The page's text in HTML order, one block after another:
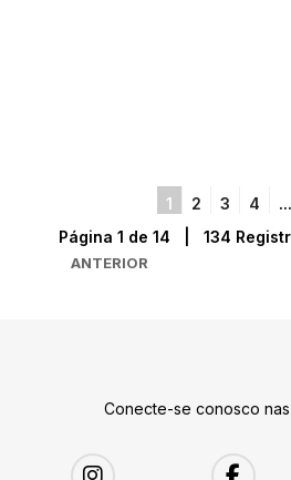
1 2 3 4 ...
ANTERIOR
Página 1 de 14 | 134
Conecte-se conosco